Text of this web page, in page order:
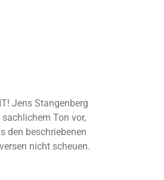
Jens Stangenberg
Ton vor,
den beschriebenen
nicht scheuen.